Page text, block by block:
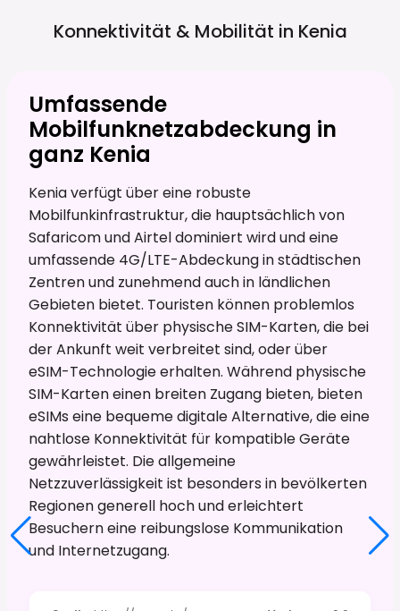
Konnektivität & Mobilität in Kenia
Umfassende
Mobilfunknetzabdeckung in
ganz Kenia
Kenia verfügt über eine robuste
Mobilfunkinfrastruktur, die hauptsächlich von
Safaricom und Airtel dominiert wird und eine
umfassende 4G/LTE-Abdeckung in städtischen
Zentren und zunehmend auch in ländlichen
Gebieten bietet. Touristen können problemlos
Konnektivität über physische SIM-Karten, die bei
der Ankunft weit verbreitet sind, oder über
eSIM-Technologie erhalten. Während physische
SIM-Karten einen breiten Zugang bieten, bieten
eSIMs eine bequeme digitale Alternative, die eine
nahtlose Konnektivität für kompatible Geräte
gewährleistet. Die allgemeine
Netzzuverlässigkeit ist besonders in bevölkerten
Regionen generell hoch und erleichtert
Besuchern eine reibungslose Kommunikation
und Internetzugang.